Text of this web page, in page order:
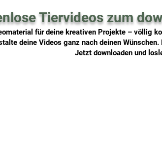
Tiervideos zum
für deine kreativen Projekte – völlig
deine Videos ganz nach deinen
Jetzt downloaden und